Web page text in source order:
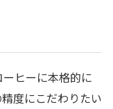
ヒーに本格的に
度にこだわりたい